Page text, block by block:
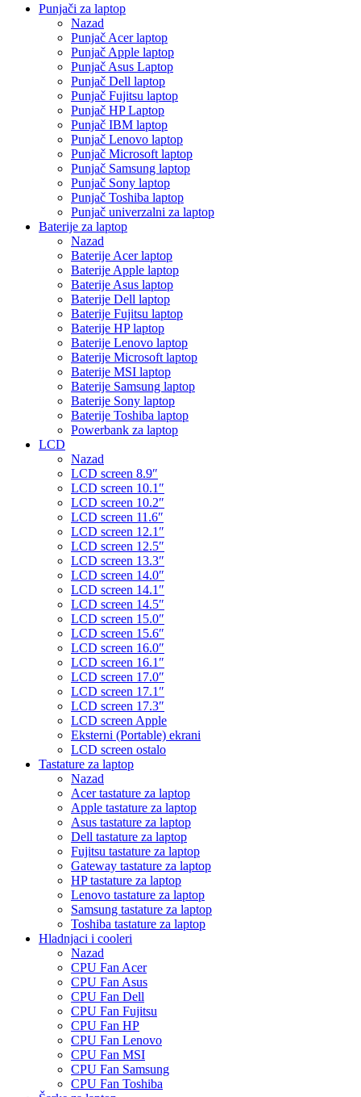
Punjači za laptop
Nazad
Punjač Acer laptop
Punjač Apple laptop
Punjač Asus Laptop
Punjač Dell laptop
Punjač Fujitsu laptop
Punjač HP Laptop
Punjač IBM laptop
Punjač Lenovo laptop
Punjač Microsoft laptop
Punjač Samsung laptop
Punjač Sony laptop
Punjač Toshiba laptop
Punjač univerzalni za laptop
Baterije za laptop
Nazad
Baterije Acer laptop
Baterije Apple laptop
Baterije Asus laptop
Baterije Dell laptop
Baterije Fujitsu laptop
Baterije HP laptop
Baterije Lenovo laptop
Baterije Microsoft laptop
Baterije MSI laptop
Baterije Samsung laptop
Baterije Sony laptop
Baterije Toshiba laptop
Powerbank za laptop
LCD
Nazad
LCD screen 8.9″
LCD screen 10.1″
LCD screen 10.2″
LCD screen 11.6″
LCD screen 12.1″
LCD screen 12.5″
LCD screen 13.3″
LCD screen 14.0″
LCD screen 14.1″
LCD screen 14.5″
LCD screen 15.0″
LCD screen 15.6″
LCD screen 16.0″
LCD screen 16.1″
LCD screen 17.0″
LCD screen 17.1″
LCD screen 17.3″
LCD screen Apple
Eksterni (Portable) ekrani
LCD screen ostalo
Tastature za laptop
Nazad
Acer tastature za laptop
Apple tastature za laptop
Asus tastature za laptop
Dell tastature za laptop
Fujitsu tastature za laptop
Gateway tastature za laptop
HP tastature za laptop
Lenovo tastature za laptop
Samsung tastature za laptop
Toshiba tastature za laptop
Hladnjaci i cooleri
Nazad
CPU Fan Acer
CPU Fan Asus
CPU Fan Dell
CPU Fan Fujitsu
CPU Fan HP
CPU Fan Lenovo
CPU Fan MSI
CPU Fan Samsung
CPU Fan Toshiba